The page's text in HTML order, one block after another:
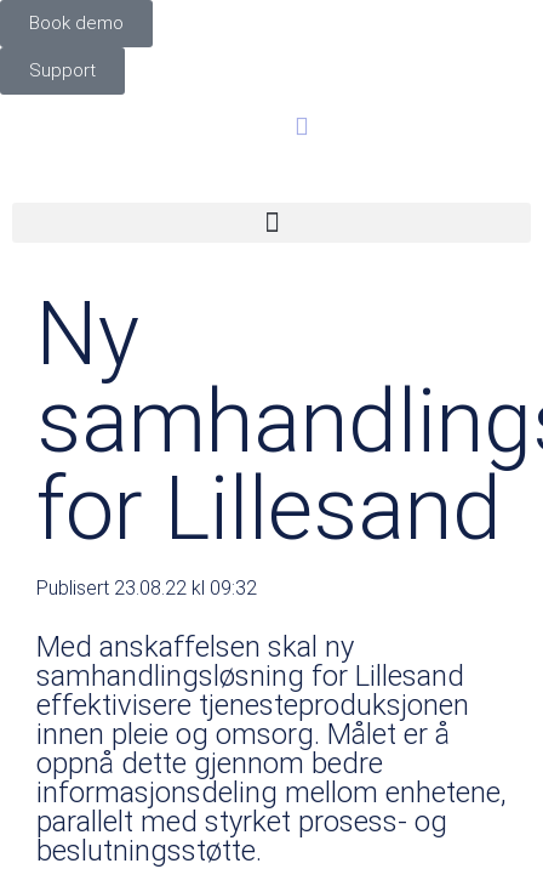
Book demo
Support
Ny
for Lillesand
Publisert 23.08.22 kl 09:32
Med anskaffelsen skal ny
samhandlingsløsning for Lillesand
effektivisere tjenesteproduksjonen
innen pleie og omsorg. Målet er å
oppnå dette gjennom bedre
informasjonsdeling mellom enhetene,
parallelt med styrket prosess- og
beslutningsstøtte.